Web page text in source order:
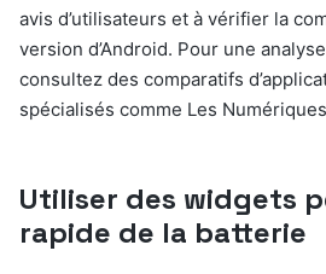
avis d’utilisateurs et à vérifier la
version d’Android. Pour une
consultez des comparatifs
spécialisés comme Les
Utiliser des widgets
rapide de la batterie